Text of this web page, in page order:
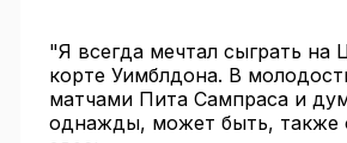
"Я всегда мечтал сыграть на
корте Уимблдона. В
матчами Пита Сампраса и
однажды, может быть, также